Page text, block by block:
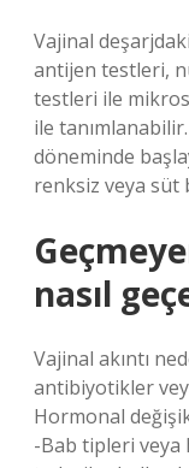
Vajinal
antijen testleri,
testleri ile
ile
döneminde
renksiz veya süt
nasıl
Vajinal akıntı
antibiyotikler
Hormonal
-Bab tipleri